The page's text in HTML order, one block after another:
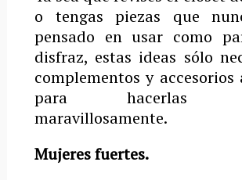
o tengas piezas que
pensado en usar como
disfraz, estas ideas sólo
complementos y accesorios
para hacerlas
maravillosamente.
Mujeres fuertes.